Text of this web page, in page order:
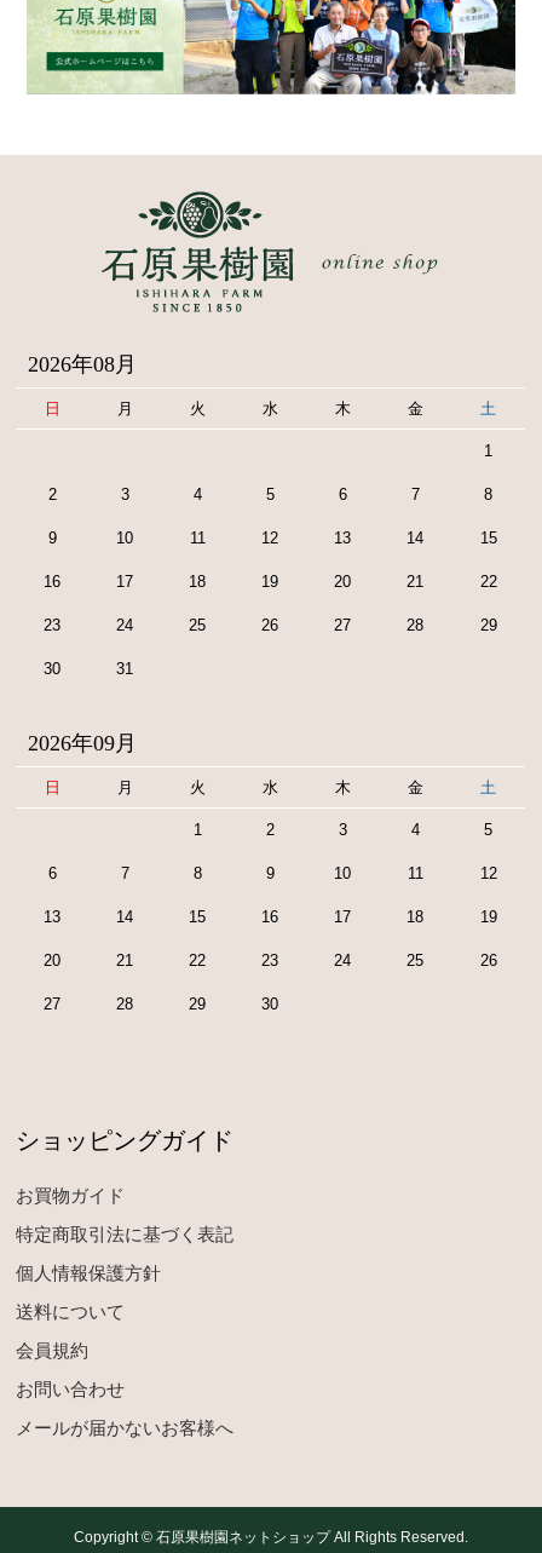
2026年08月
日 月 火 水 木 金 土
1
2 3 4 5 6 7 8
9 10 11 12 13 14 15
16 17 18 19 20 21 22
23 24 25 26 27 28 29
30 31
2026年09月
日 月 火 水 木 金 土
1 2 3 4 5
6 7 8 9 10 11 12
13 14 15 16 17 18 19
20 21 22 23 24 25 26
27 28 29 30
ショッピングガイド
お買物ガイド
特定商取引法に基づく表記
個人情報保護方針
送料について
会員規約
お問い合わせ
メールが届かないお客様へ
Copyright © 石原果樹園ネットショップ All Rights Reserved.